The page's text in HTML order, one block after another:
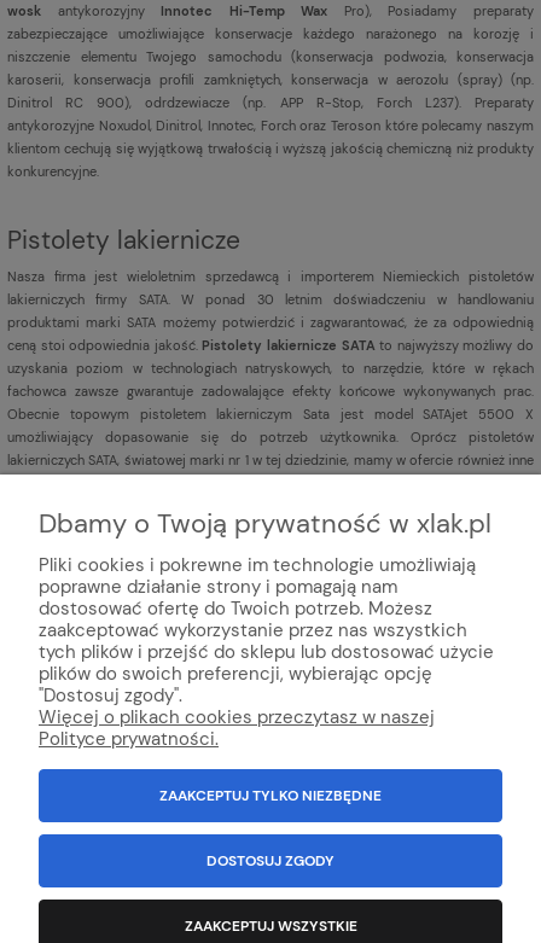
wosk antykorozyjny Innotec Hi-Temp Wax Pro), Posiadamy preparaty
zabezpieczające umożliwiające konserwacje każdego narażonego na korozję i
niszczenie elementu Twojego samochodu (konserwacja podwozia, konserwacja
karoserii, konserwacja profili zamkniętych, konserwacja w aerozolu (spray) (np.
Dinitrol RC 900), odrdzewiacze (np. APP R-Stop, Forch L237). Preparaty
antykorozyjne Noxudol, Dinitrol, Innotec, Forch oraz Teroson które polecamy naszym
klientom cechują się wyjątkową trwałością i wyższą jakością chemiczną niż produkty
konkurencyjne.
Pistolety lakiernicze
Nasza firma jest wieloletnim sprzedawcą i importerem Niemieckich pistoletów
lakierniczych firmy SATA. W ponad 30 letnim doświadczeniu w handlowaniu
produktami marki SATA możemy potwierdzić i zagwarantować, że za odpowiednią
ceną stoi odpowiednia jakość. Pistolety lakiernicze SATA to najwyższy możliwy do
uzyskania poziom w technologiach natryskowych, to narzędzie, które w rękach
fachowca zawsze gwarantuje zadowalające efekty końcowe wykonywanych prac.
Obecnie topowym pistoletem lakierniczym Sata jest model SATAjet 5500 X
umożliwiający dopasowanie się do potrzeb użytkownika. Oprócz pistoletów
lakierniczych SATA, światowej marki nr 1 w tej dziedzinie, mamy w ofercie również inne
© Internetowy sklep lakierniczy xlak.pl ★ ★
xlak.pl to godny zaufania sklep z topową obsługą klienta
oferujący profesjonalną chemie online, kosmetyki do auto detailingu,
Wszystko Dla Lakierni™ - Innowacja i technologia w handlu od 1992
r. 100% Polska firma.NIP: 6792981694
Administratora sklepu - zabronione.
Dbamy o Twoją prywatność w xlak.pl
Pliki cookies i pokrewne im technologie umożliwiają
poprawne działanie strony i pomagają nam
dostosować ofertę do Twoich potrzeb. Możesz
zaakceptować wykorzystanie przez nas wszystkich
tych plików i przejść do sklepu lub dostosować użycie
plików do swoich preferencji, wybierając opcję
"Dostosuj zgody".
Więcej o plikach cookies przeczytasz w naszej
Polityce prywatności.
ZAAKCEPTUJ TYLKO NIEZBĘDNE
DOSTOSUJ ZGODY
ZAAKCEPTUJ WSZYSTKIE